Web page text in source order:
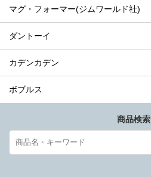
マグ・フォーマー(ジムワールド社)
ダントーイ
カデンカデン
ボブルス
商品検索